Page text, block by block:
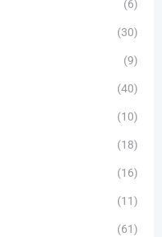
(6)
(30)
(9)
(40)
(10)
(18)
(16)
(11)
(61)